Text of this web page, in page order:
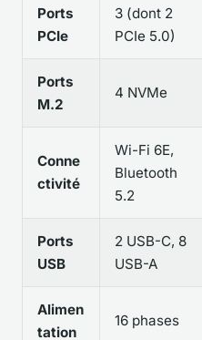
Ports
PCIe
3 (dont 2
PCIe 5.0)
Ports
M.2
4 NVMe
Conne
ctivité
Wi-Fi 6E,
Bluetooth
5.2
Ports
USB
2 USB-C, 8
USB-A
Alimen
tation
16 phases